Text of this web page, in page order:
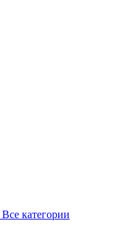
Все категории